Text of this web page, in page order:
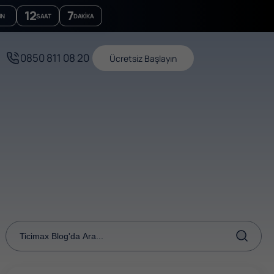
12SAAT 7DAKIKA
0850 811 08 20 Ücretsiz Başlayın